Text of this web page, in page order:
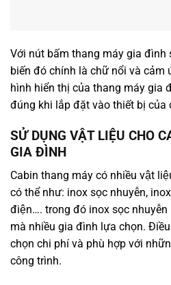
Với nút bấm thang máy gia đình
biến đó chính là chữ nổi và cảm
hình hiển thị của thang máy gia
đúng khi lắp đặt vào thiết bị của
SỬ DỤNG VẬT LIỆU CHO
GIA ĐÌNH
Cabin thang máy có nhiều vật
có thể như: inox sọc nhuyễn,
điện…. trong đó inox sọc
mà nhiều gia đình lựa chọn.
chọn chi phí và phù hợp với
công trình.